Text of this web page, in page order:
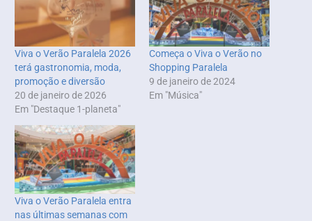
Viva o Verão Paralela 2026
terá gastronomia, moda,
promoção e diversão
20 de janeiro de 2026
Em "Destaque 1-planeta"
Começa o Viva o Verão no
Shopping Paralela
9 de janeiro de 2024
Em "Música"
Viva o Verão Paralela entra
nas últimas semanas com